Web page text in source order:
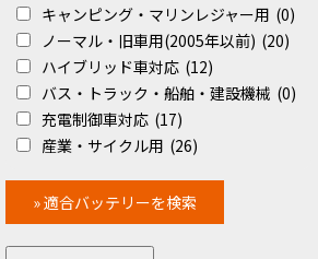
キャンピング・マリンレジャー用 (0)
ノーマル・旧車用(2005年以前) (20)
ハイブリッド車対応 (12)
バス・トラック・船舶・建設機械 (0)
充電制御車対応 (17)
産業・サイクル用 (26)